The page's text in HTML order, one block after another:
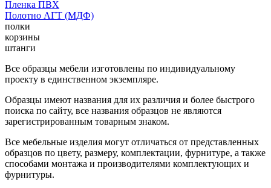
Пленка ПВХ
Полотно АГТ (МДФ)
полки
корзины
штанги
Все образцы мебели изготовлены по индивидуальному
проекту в единственном экземпляре.
Образцы имеют названия для их различия и более быстрого
поиска по сайту, все названия образцов не являются
зарегистрированным товарным знаком.
Все мебельные изделия могут отличаться от представленных
образцов по цвету, размеру, комплектации, фурнитуре, а также
способами монтажа и производителями комплектующих и
фурнитуры.